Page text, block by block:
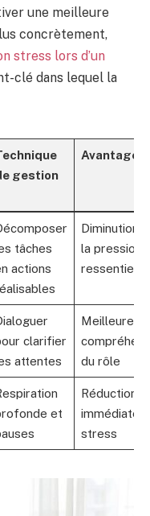
une meilleure
concrètement,
stress lors d’un
clé dans lequel la
gestion
Avantage
tâches
actions
Diminution
la pression
ressentie
clarifier
attentes
Meilleure
du rôle
et
Réduction
immédiate
stress